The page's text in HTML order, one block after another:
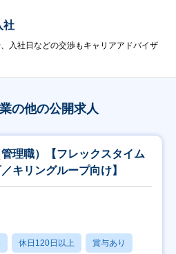
社
入社日などの交渉もキャリアアドバイザ
の他の公開求人
理職）【フレックスタイム
キリングループ向け】
休日120日以上 賞与あり